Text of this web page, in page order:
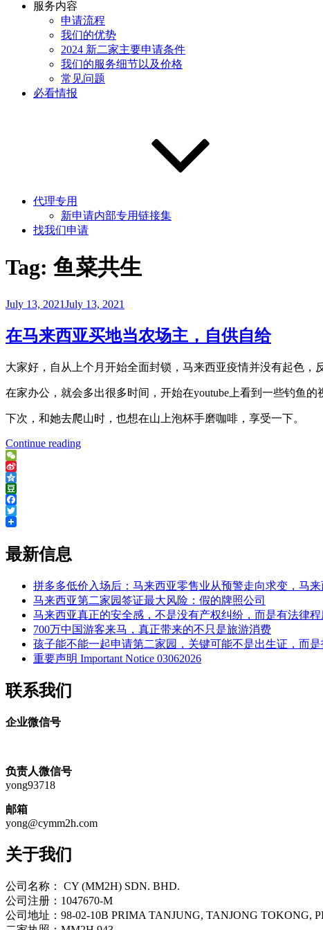
服务内容
申请流程
我们的优势
2024 新二家主要申请条件
我们的服务细节以及价格
常见问题
必看情报
代理专用
新申请内部专用链接集
找我们申请
Tag: 鱼菜共生
Posted
July 13, 2021July 13, 2021
在马来西亚买地当农场主，自供自给
大家好，自从上个月开始全面封锁，马来西亚疫情并没有起色，
在家办公，就会多出很多时间，开始在youtube上看到一些钓鱼
下次，和她去爬山时，也想在山上泡杯手磨咖啡，享受一下。
Continue reading“在
主，
自
供
自
给”
WeChat
Sina
Weibo
Qzone
Douban
Facebook
Twitter
最新信息
拼多多低价入场后：马来西亚零售业从预警走向求变，马
马来西亚第二家园签证最大风险：假的牌照公司
马来西亚真正的安全感，不是没有产权纠纷，而是有法律程
700万中国游客来马，真正带来的不只是旅游消费
孩子能不能一起申请第二家园，关键可能不是出生证，而是
重要声明 Important Notice 03062026
联系我们
企业微信号
负责人微信号
yong93718
邮箱
yong@cymm2h.com
关于我们
公司名称： CY (MM2H) SDN. BHD.
公司注册：1047670-M
公司地址：98-02-10B PRIMA TANJUNG, TANJONG TOKONG,